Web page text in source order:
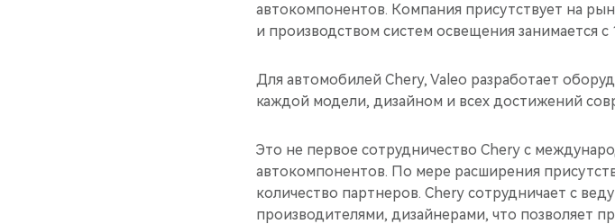
автокомпонентов. Компания присутствует на
и производством систем освещения занимается с
Для автомобилей Chery, Valeo разработает
каждой модели, дизайном и всех достижений
Это не первое сотрудничество Chery с
автокомпонентов. По мере расширения
количество партнеров. Chery сотрудничает с
производителями, дизайнерами, что позволяет